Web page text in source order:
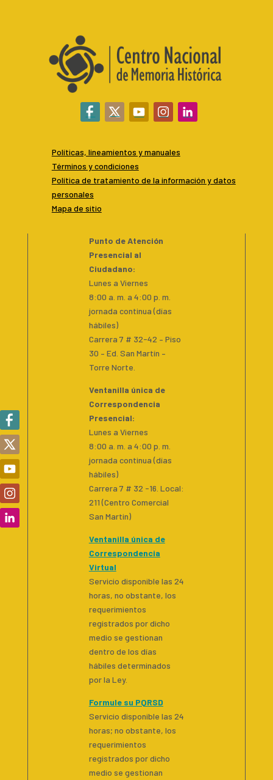
Políticas, lineamientos y manuales
Términos y condiciones
Política de tratamiento de la información y datos
personales
Mapa de sitio
Punto de Atención
Presencial al
Ciudadano:
Lunes a Viernes
8:00 a. m. a 4:00 p. m.
jornada continua (días
hábiles)
Carrera 7 # 32-42 – Piso
30 – Ed. San Martín –
Torre Norte.
Ventanilla única de
Correspondencia
Presencial:
Lunes a Viernes
8:00 a. m. a 4:00 p. m.
jornada continua (días
hábiles)
Carrera 7 # 32 -16. Local:
211 (Centro Comercial
San Martin)
Ventanilla única de
Correspondencia
Virtual
Servicio disponible las 24
horas, no obstante, los
requerimientos
registrados por dicho
medio se gestionan
dentro de los días
hábiles determinados
por la Ley.
Formule su PQRSD
Servicio disponible las 24
horas; no obstante, los
requerimientos
registrados por dicho
medio se gestionan